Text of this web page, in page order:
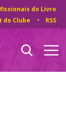
do Livro
do Clube RSS